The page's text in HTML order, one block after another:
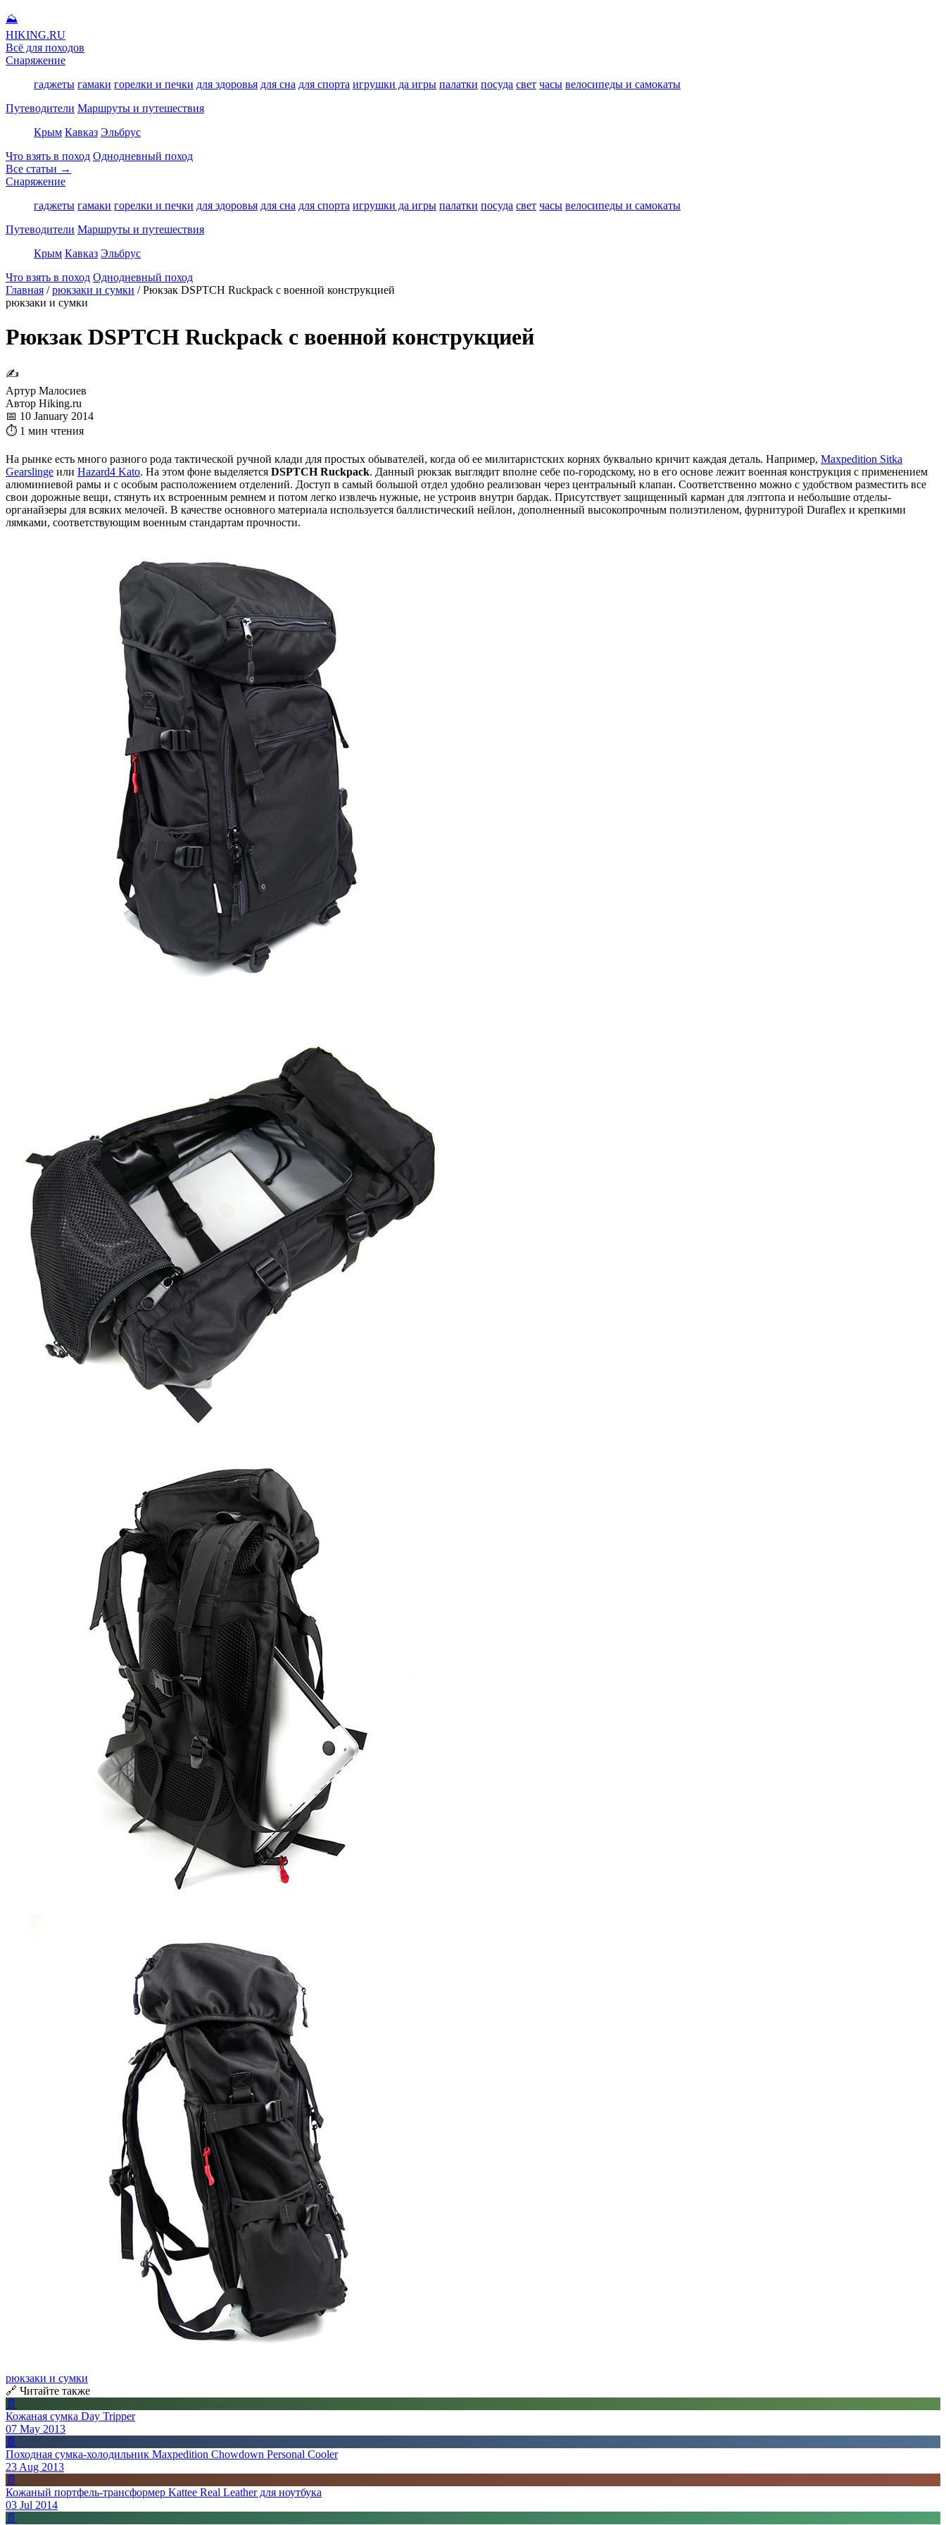
⛰
HIKING.RU
Всё для походов
Снаряжение
гаджеты гамаки горелки и печки для здоровья для сна для спорта игрушки да игры палатки посуда свет часы велосипеды и самокаты
Путеводители Маршруты и путешествия
Крым Кавказ Эльбрус
Что взять в поход Однодневный поход
Все статьи →
Снаряжение
гаджеты гамаки горелки и печки для здоровья для сна для спорта игрушки да игры палатки посуда свет часы велосипеды и самокаты
Путеводители Маршруты и путешествия
Крым Кавказ Эльбрус
Что взять в поход Однодневный поход
Главная / рюкзаки и сумки / Рюкзак DSPTCH Ruckpack с военной конструкцией
рюкзаки и сумки
Рюкзак DSPTCH Ruckpack с военной конструкцией
✍
Артур Малосиев
Автор Hiking.ru
📅 10 January 2014
⏱ 1 мин чтения
На рынке есть много разного рода тактической ручной клади для простых обывателей, когда об ее милитаристских корнях буквально кричит каждая деталь. Например, Maxpedition Sitka
Gearslinge или Hazard4 Kato. На этом фоне выделяется DSPTCH Ruckpack. Данный рюкзак выглядит вполне себе по-городскому, но в его основе лежит военная конструкция с применением
алюминиевой рамы и с особым расположением отделений. Доступ в самый большой отдел удобно реализован через центральный клапан. Соответственно можно с удобством разместить все
свои дорожные вещи, стянуть их встроенным ремнем и потом легко извлечь нужные, не устроив внутри бардак. Присутствует защищенный карман для лэптопа и небольшие отделы-
органайзеры для всяких мелочей. В качестве основного материала используется баллистический нейлон, дополненный высокопрочным полиэтиленом, фурнитурой Duraflex и крепкими
лямками, соответствующим военным стандартам прочности.
рюкзаки и сумки
🔗 Читайте также
📄
Кожаная сумка Day Tripper
07 May 2013
📄
Походная сумка-холодильник Maxpedition Chowdown Personal Cooler
23 Aug 2013
📄
Кожаный портфель-трансформер Kattee Real Leather для ноутбука
03 Jul 2014
📄